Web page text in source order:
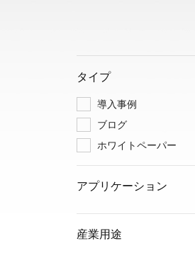
タイプ
導入事例
ブログ
ホワイトペーパー
アプリケーション
産業用途